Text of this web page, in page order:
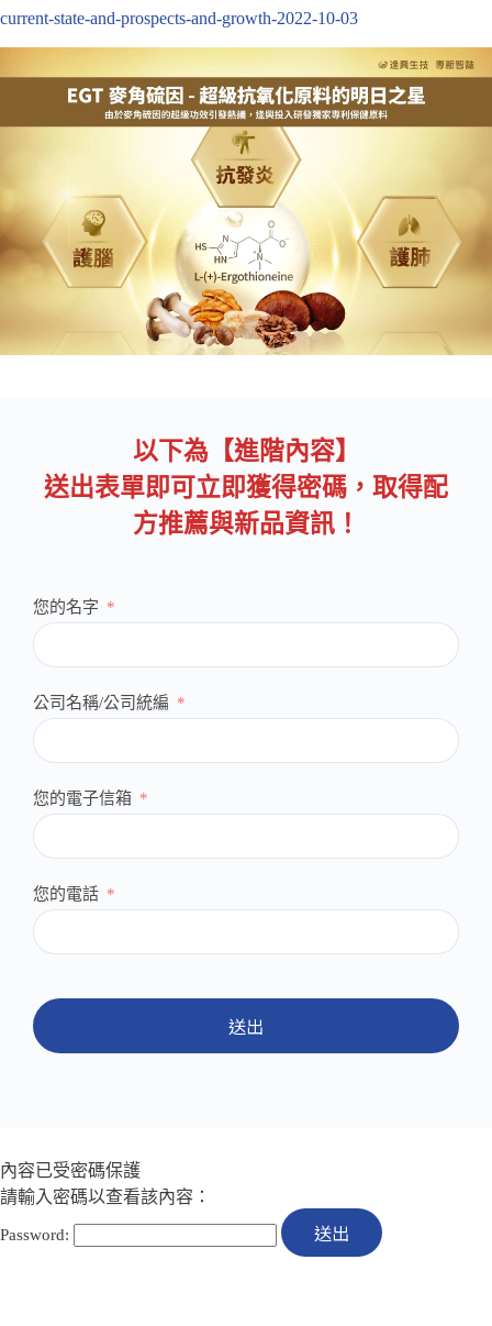
current-state-and-prospects-and-growth-2022-10-03
以下為【進階內容】
送出表單即可立即獲得密碼，取得配
方推薦與新品資訊！
您的名字
公司名稱/公司統編
您的電子信箱
您的電話
送出
內容已受密碼保護
請輸入密碼以查看該內容：
Password: